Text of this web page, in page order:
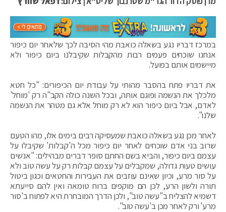
במרכז דבריו נגע בשאלה כואבת מהי הסיבה לכך שלאחר יום כיפור
אנחנו שוכחים פעמים רבות מהקבלות שקיבלנו ביום כיפור ולא
מיישמים אותם בפועל.
את דבריו פתח בהסבר מהותי על עבודת יום הכיפורים: "כל חטא
מלכלך את הנשמה ופוגם אותה, ובכל השנה כולה הקב"ה רק 'מוחל'
לאדם, אבל ביום כיפור הוא לא רק מוחל אלא גם מטהר את הנשמה
שלנו".
לאחר מכן נגע בשאלה כואבת שמעסיקה רבים בימים אלו, מהו הטעם
שרוב בני אדם שוכחים לאחר יום כיפור מכל ה'קבלות' שקיבלו על
עצמם ביום כיפור, והביא בשם החתם סופר דברים מבהילים: "אנשים
עושים טעות גדולה, שמקבלים על עצמם קבלות רק על עשה טוב ולא
על סור מרע, וכיון שאינם עוזבים את העבירות והחטאים וכגון ביטול
תורה ולשון הרע, לכן הם מוקפים ברוח טומאה ואין להם סייעתא
דשמיא להצליח ב"עשה טוב", ולכן הדרך המובחרת היא לפתוח ב'סור
מרע' ורק לאחר מכן ב'עשה טוב".